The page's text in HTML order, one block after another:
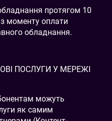
протягом 10
моменту оплати
обладнання.
ПОСЛУГИ У МЕРЕЖІ
можуть
як самим